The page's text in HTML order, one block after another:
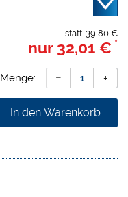
39,80 €
statt
nur 32,01 € *
Menge:
In den Warenkorb